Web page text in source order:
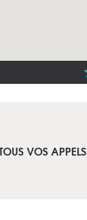
VOS APPELS